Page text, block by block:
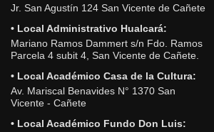
Jr. San Agustín 124 San Vicente de Cañete
• Local Administrativo Hualcará:
Mariano Ramos Dammert s/n Fdo. Ramos
Parcela 4 subit 4, San Vicente de Cañete.
• Local Académico Casa de la Cultura:
Av. Mariscal Benavides N° 1370 San
Vicente - Cañete
• Local Académico Fundo Don Luis: